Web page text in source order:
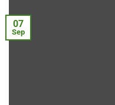
07
Sep